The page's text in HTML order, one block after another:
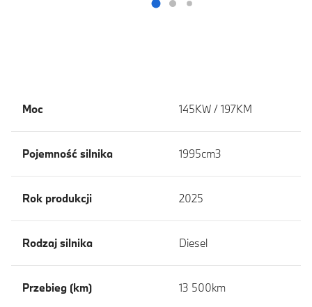
Moc 145KW / 197KM
Pojemność silnika 1995cm3
Rok produkcji 2025
Rodzaj silnika Diesel
Przebieg (km) 13 500km